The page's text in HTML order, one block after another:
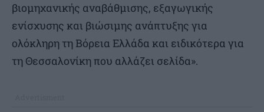
βιομηχανικής αναβάθμισης, εξαγωγικής
ενίσχυσης και βιώσιμης ανάπτυξης για
ολόκληρη τη Βόρεια Ελλάδα και ειδικότερα για
τη Θεσσαλονίκη που αλλάζει σελίδα».